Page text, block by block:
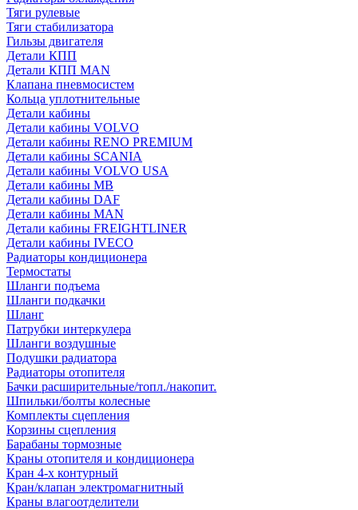
Тяги рулевые
Тяги стабилизатора
Гильзы двигателя
Детали КПП
Детали КПП MAN
Клапана пневмосистем
Кольца уплотнительные
Детали кабины
Детали кабины VOLVO
Детали кабины RENO PREMIUM
Детали кабины SCANIA
Детали кабины VOLVO USA
Детали кабины MB
Детали кабины DAF
Детали кабины MAN
Детали кабины FREIGHTLINER
Детали кабины IVECO
Радиаторы кондиционера
Термостаты
Шланги подъема
Шланги подкачки
Шланг
Патрубки интеркулера
Шланги воздушные
Подушки радиатора
Радиаторы отопителя
Бачки расширительные/топл./накопит.
Шпильки/болты колесные
Комплекты сцепления
Корзины сцепления
Барабаны тормозные
Краны отопителя и кондиционера
Кран 4-х контурный
Кран/клапан электромагнитный
Краны влагоотделители